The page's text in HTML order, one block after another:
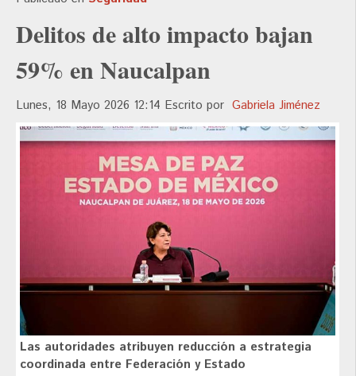
Delitos de alto impacto bajan
59% en Naucalpan
Lunes, 18 Mayo 2026 12:14 Escrito por Gabriela Jiménez
Las autoridades atribuyen reducción a estrategia
coordinada entre Federación y Estado